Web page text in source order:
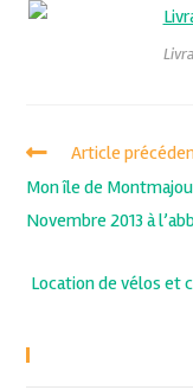
Article
Mon île de
Novembre 2013 à
Location de vélos et